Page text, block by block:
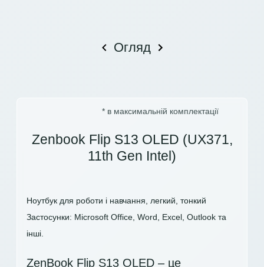
Огляд
* в максимальній комплектації
Zenbook Flip S13 OLED (UX371,
11th Gen Intel)
Ноутбук для роботи і навчання, легкий, тонкий
Застосунки: Microsoft Office, Word, Excel, Outlook та
інші.
ZenBook Flip S13 OLED – це